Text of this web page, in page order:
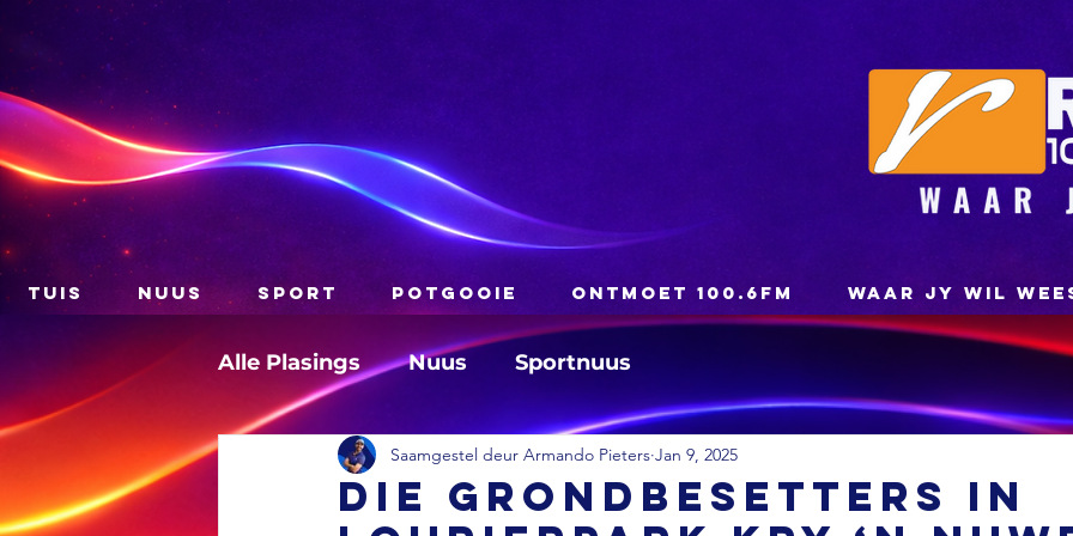
TUIS NUUS SPORT POTGOOIE ONTMOET 100.6FM WAAR JY WIL
Alle Plasings Nuus Sportnuus
Die grondbesetters in
Saamgestel deur Armando Pieters Jan 9, 2025